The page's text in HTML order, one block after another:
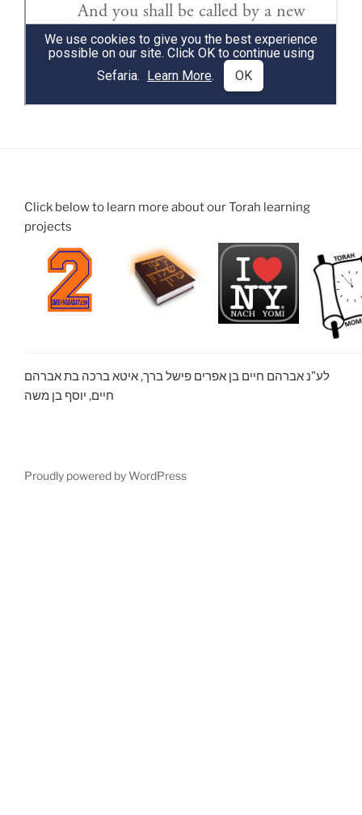
Click below to learn more about our Torah learning
projects
לע”נ אברהם חיים בן אפרים פישל ברך, איטא ברכה בת אברהם
חיים, יוסף בן משה
Proudly powered by WordPress